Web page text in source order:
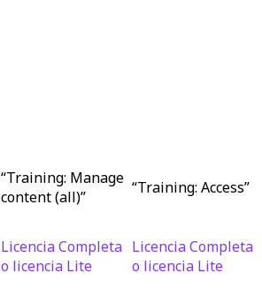
“Training: Manage
content (all)”
“Training: Access”
Licencia Completa
o licencia Lite
Licencia Completa
o licencia Lite